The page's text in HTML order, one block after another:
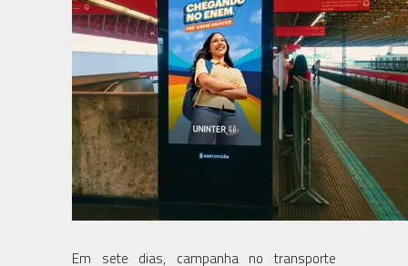
Em sete dias, campanha no transporte